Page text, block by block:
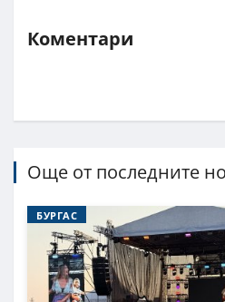
Коментари
Още от последните
БУРГАС